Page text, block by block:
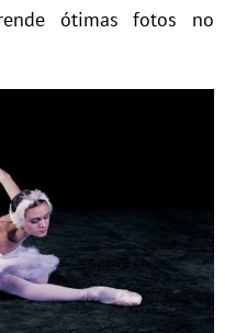
ótimas fotos no